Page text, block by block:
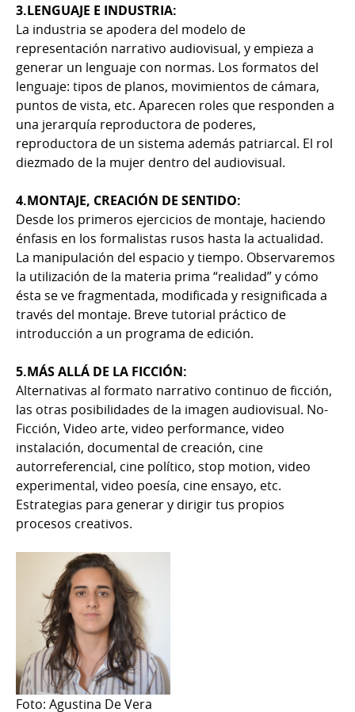
3.LENGUAJE E INDUSTRIA:
La industria se apodera del modelo de
representación narrativo audiovisual, y empieza a
generar un lenguaje con normas. Los formatos del
lenguaje: tipos de planos, movimientos de cámara,
puntos de vista, etc. Aparecen roles que responden a
una jerarquía reproductora de poderes,
reproductora de un sistema además patriarcal. El rol
diezmado de la mujer dentro del audiovisual.
4.MONTAJE, CREACIÓN DE SENTIDO:
Desde los primeros ejercicios de montaje, haciendo
énfasis en los formalistas rusos hasta la actualidad.
La manipulación del espacio y tiempo. Observaremos
la utilización de la materia prima “realidad” y cómo
ésta se ve fragmentada, modificada y resignificada a
través del montaje. Breve tutorial práctico de
introducción a un programa de edición.
5.MÁS ALLÁ DE LA FICCIÓN:
Alternativas al formato narrativo continuo de ficción,
las otras posibilidades de la imagen audiovisual. No-
Ficción, Video arte, video performance, video
instalación, documental de creación, cine
autorreferencial, cine político, stop motion, video
experimental, video poesía, cine ensayo, etc.
Estrategias para generar y dirigir tus propios
procesos creativos.
Foto: Agustina De Vera